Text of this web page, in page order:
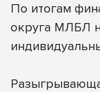
По итогам
округа МЛБЛ